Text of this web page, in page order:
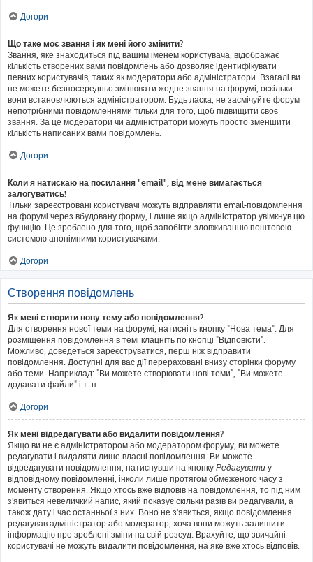
Догори
Що таке моє звання і як мені його змінити?
Звання, яке знаходиться під вашим іменем користувача, відображає
кількість створених вами повідомлень або дозволяє ідентифікувати
певних користувачів, таких як модератори або адміністратори. Взагалі ви
не можете безпосередньо змінювати жодне звання на форумі, оскільки
вони встановлюються адміністратором. Будь ласка, не засмічуйте форум
непотрібними повідомленнями тільки для того, щоб підвищити своє
звання. За це модератори чи адміністратори можуть просто зменшити
кількість написаних вами повідомлень.
Догори
Коли я натискаю на посилання "email", від мене вимагається
залогуватись!
Тільки зареєстровані користувачі можуть відправляти email-повідомлення
на форумі через вбудовану форму, і лише якщо адміністратор увімкнув цю
функцію. Це зроблено для того, щоб запобігти зловживанню поштовою
системою анонімними користувачами.
Догори
Створення повідомлень
Як мені створити нову тему або повідомлення?
Для створення нової теми на форумі, натисніть кнопку "Нова тема". Для
розміщення повідомлення в темі клацніть по кнопці "Відповісти".
Можливо, доведеться зареєструватися, перш ніж відправити
повідомлення. Доступні для вас дії перераховані внизу сторінки форуму
або теми. Наприклад: "Ви можете створювати нові теми", "Ви можете
додавати файли" і т. п.
Догори
Як мені відредагувати або видалити повідомлення?
Якщо ви не є адміністратором або модератором форуму, ви можете
редагувати і видаляти лише власні повідомлення. Ви можете
відредагувати повідомлення, натиснувши на кнопку Редагувати у
відповідному повідомленні, інколи лише протягом обмеженого часу з
моменту створення. Якщо хтось вже відповів на повідомлення, то під ним
з'явиться невеличкий напис, який показує скільки разів ви редагували, а
також дату і час останньої з них. Воно не з'явиться, якщо повідомлення
редагував адміністратор або модератор, хоча вони можуть залишити
інформацію про зроблені зміни на свій розсуд. Врахуйте, що звичайні
користувачі не можуть видалити повідомлення, на яке вже хтось відповів.